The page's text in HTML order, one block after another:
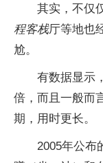
其实，不仅
程客栈厅等地也
尬。
有数据显示
倍，而且一般而
期，用时更长。
2005年公布